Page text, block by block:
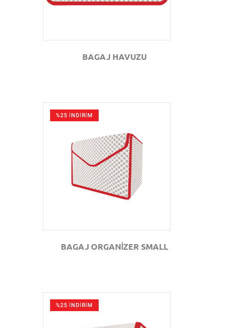
BAGAJ HAVUZU
%25 İNDİRİM
GÖZAT
BAGAJ ORGANİZER SMALL
%25 İNDİRİM